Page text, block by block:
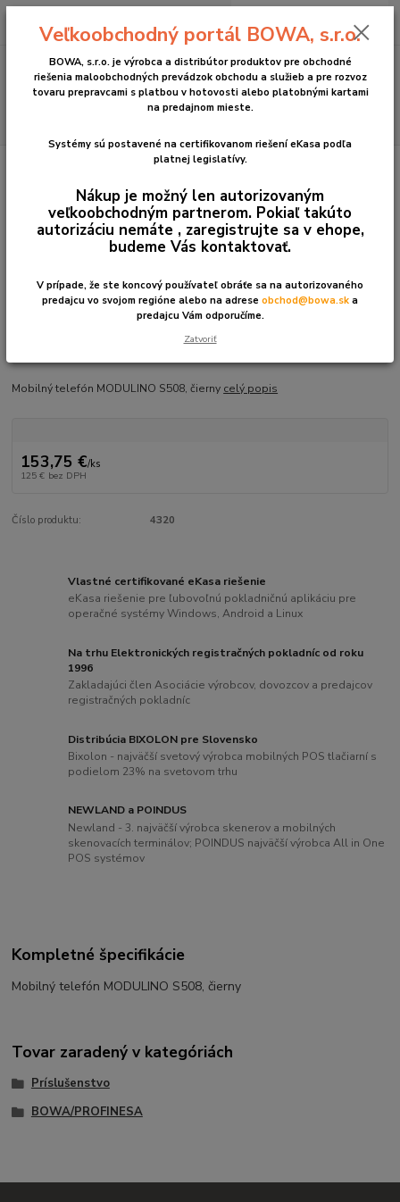
Menu
(Po-Pia, 8:30-17:00 hod.)
za0 €
Mobilný telefón MODULINO S508, čierny
Mobilný telefón MODULINO
S508, čierny
Mobilný telefón MODULINO S508, čierny celý popis
153,75 €/ks
125 € bez DPH
Číslo produktu: 4320
Vlastné certifikované eKasa riešenie
eKasa riešenie pre ľubovoľnú pokladničnú aplikáciu pre
operačné systémy Windows, Android a Linux
Na trhu Elektronických registračných pokladníc od roku
1996
Zakladajúci člen Asociácie výrobcov, dovozcov a predajcov
registračných pokladníc
Distribúcia BIXOLON pre Slovensko
Bixolon - najväčší svetový výrobca mobilných POS tlačiarní s
podielom 23% na svetovom trhu
NEWLAND a POINDUS
Newland - 3. najväčší výrobca skenerov a mobilných
skenovacích terminálov; POINDUS najväčší výrobca All in One
POS systémov
Kompletné špecifikácie
Mobilný telefón MODULINO S508, čierny
Tovar zaradený v kategóriách
Príslušenstvo
BOWA/PROFINESA
Veľkoobchodný portál BOWA, s.r.o.
BOWA, s.r.o. je výrobca a distribútor produktov pre obchodné
riešenia maloobchodných prevádzok obchodu a služieb a pre rozvoz
tovaru prepravcami s platbou v hotovosti alebo platobnými kartami
na predajnom mieste.
Systémy sú postavené na certifikovanom riešení eKasa podľa
platnej legislatívy.
Nákup je možný len autorizovaným
veľkoobchodným partnerom. Pokiaľ takúto
autorizáciu nemáte , zaregistrujte sa v ehope,
budeme Vás kontaktovať.
V prípade, že ste koncový používateľ obráťe sa na autorizovaného
predajcu vo svojom regióne alebo na adrese obchod@bowa.sk a
predajcu Vám odporučíme.
Zatvoriť